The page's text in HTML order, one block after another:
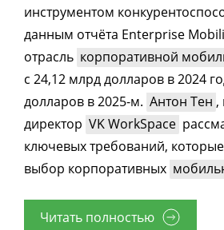
инструментом
данным отчёта Enterprise
отрасль корпоративной
с 24,12 млрд долларов в 2024
долларов в 2025-м. Антон Тен ,
директор VK WorkSpace
ключевых требований,
выбор корпоративных
Читать полностью